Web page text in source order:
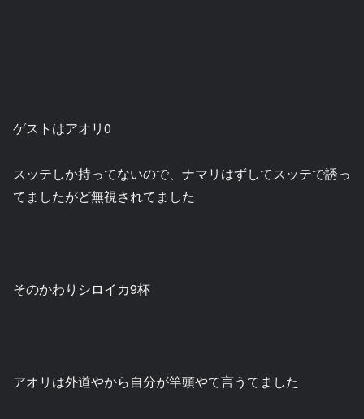
ゲストはアオリ0
スッテしか持ってないので、ナマリはずしてスッテで誘っ
てましたがど無視されてました
そのかわりシロイカ9杯
アオリは外道やから自分が竿頭やて言うてました